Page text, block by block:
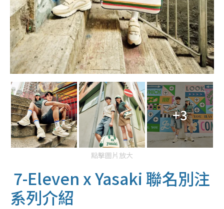
+3
點擊圖片放大
7-Eleven x Yasaki 聯名別注
系列介紹